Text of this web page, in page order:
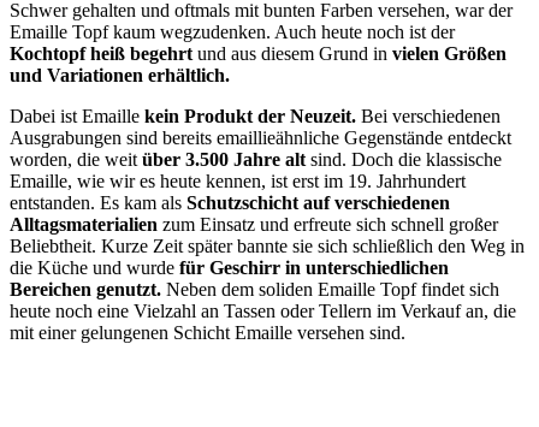
Schwer gehalten und oftmals mit bunten Farben versehen, war der
Emaille Topf kaum wegzudenken. Auch heute noch ist der
Kochtopf heiß begehrt und aus diesem Grund in vielen Größen
und Variationen erhältlich.
Dabei ist Emaille kein Produkt der Neuzeit. Bei verschiedenen
Ausgrabungen sind bereits emaillieähnliche Gegenstände entdeckt
worden, die weit über 3.500 Jahre alt sind. Doch die klassische
Emaille, wie wir es heute kennen, ist erst im 19. Jahrhundert
entstanden. Es kam als Schutzschicht auf verschiedenen
Alltagsmaterialien zum Einsatz und erfreute sich schnell großer
Beliebtheit. Kurze Zeit später bannte sie sich schließlich den Weg in
die Küche und wurde für Geschirr in unterschiedlichen
Bereichen genutzt. Neben dem soliden Emaille Topf findet sich
heute noch eine Vielzahl an Tassen oder Tellern im Verkauf an, die
mit einer gelungenen Schicht Emaille versehen sind.